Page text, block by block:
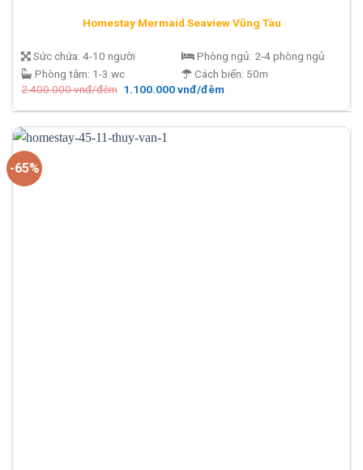
Homestay Mermaid Seaview Vũng Tàu
Sức chứa: 4-10 người
Phòng tắm: 1-3 wc
Phòng ngủ: 2-4 phòng ngủ
Cách biển: 50m
2.400.000vnđ/đêm Giá
là:
đêm.
1.100.000vnđ/đêmGiá
tại
1.100.000 vnđ/
-65%